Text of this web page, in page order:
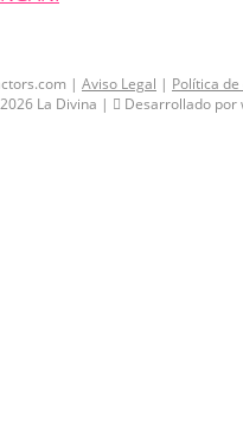
| Aviso Legal | Política
La Divina | Desarrollado por